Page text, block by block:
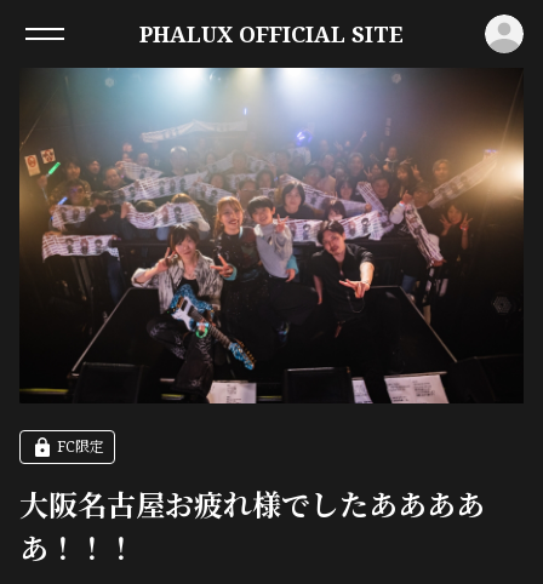
PHALUX OFFICIAL SITE
FC限定
大阪名古屋お疲れ様でしたああああ
あ！！！